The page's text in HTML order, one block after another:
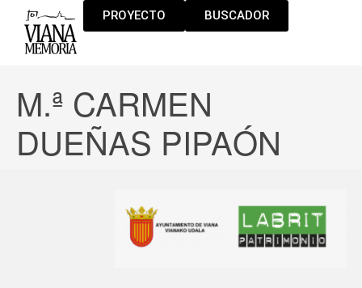
PROYECTO BUSCADOR
M.ª CARMEN
DUEÑAS PIPAÓN